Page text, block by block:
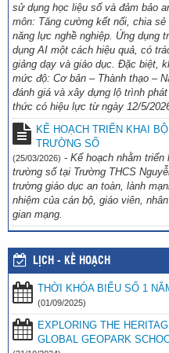
sử dụng học liệu số và đảm bảo
môn: Tăng cường kết nối, chia
năng lực nghề nghiệp. Ứng dụng
dụng AI một cách hiệu quả, có
giảng dạy và giáo dục. Đặc biệt,
mức độ: Cơ bản – Thành thạo –
đánh giá và xây dựng lộ trình
thức có hiệu lực từ ngày 12/5/
KẾ HOẠCH TRIỂN KHAI
TRƯỜNG SỐ
(25/03/2026) - Kế hoạch nhằm
trường số tại Trường THCS
trường giáo dục an toàn, lành
nhiệm của cán bộ, giáo viên,
gian mạng.
LỊCH - KẾ HOẠCH
THỜI KHÓA BIỂU SỐ 1
(01/09/2025)
EXPLORING THE
GLOBAL GEOPARK